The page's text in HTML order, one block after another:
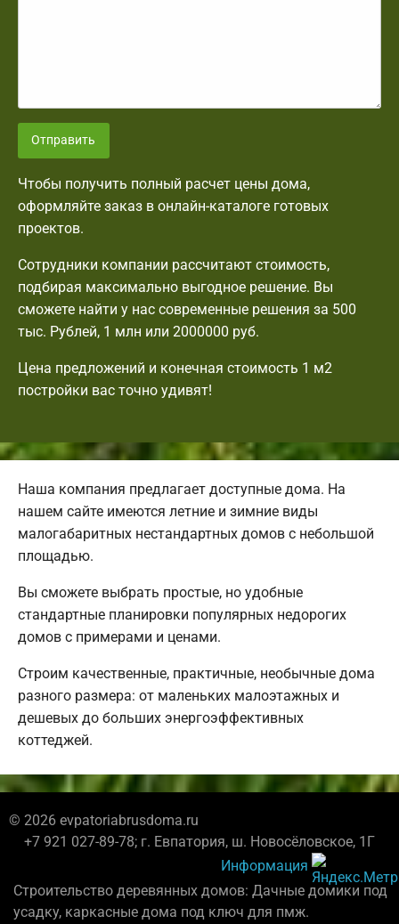
Отправить
Чтобы получить полный расчет цены дома,
оформляйте заказ в онлайн-каталоге готовых
проектов.
Сотрудники компании рассчитают стоимость,
подбирая максимально выгодное решение. Вы
сможете найти у нас современные решения за 500
тыс. Рублей, 1 млн или 2000000 руб.
Цена предложений и конечная стоимость 1 м2
постройки вас точно удивят!
Наша компания предлагает доступные дома. На
нашем сайте имеются летние и зимние виды
малогабаритных нестандартных домов с небольшой
площадью.
Вы сможете выбрать простые, но удобные
стандартные планировки популярных недорогих
домов с примерами и ценами.
Строим качественные, практичные, необычные дома
разного размера: от маленьких малоэтажных и
дешевых до больших энергоэффективных
коттеджей.
© 2026 evpatoriabrusdoma.ru
+7 921 027-89-78; г. Евпатория, ш. Новосёловское, 1Г
Информация
Строительство деревянных домов: Дачные домики под
усадку, каркасные дома под ключ для пмж.